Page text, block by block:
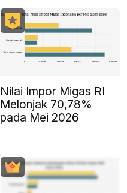
Nilai Impor Migas RI
Melonjak 70,78%
pada Mei 2026